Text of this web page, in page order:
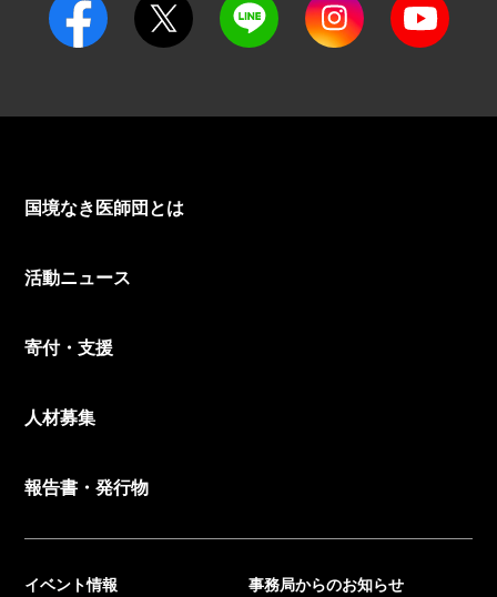
国境なき医師団とは
活動ニュース
寄付・支援
人材募集
報告書・発行物
イベント情報 事務局からのお知らせ